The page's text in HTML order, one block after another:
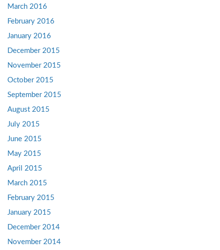
March 2016
February 2016
January 2016
December 2015
November 2015
October 2015
September 2015
August 2015
July 2015
June 2015
May 2015
April 2015
March 2015
February 2015
January 2015
December 2014
November 2014